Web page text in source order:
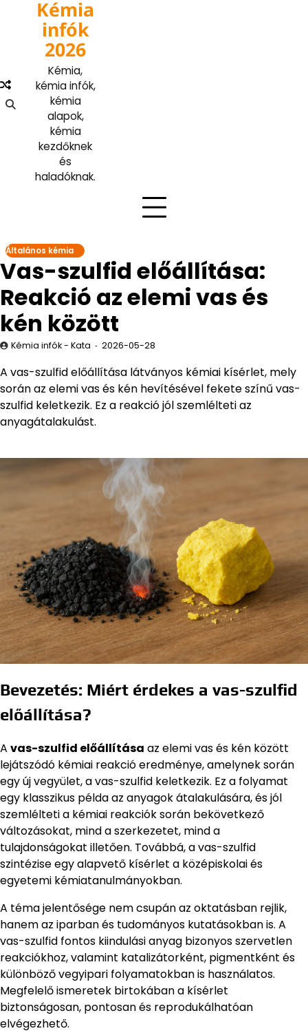
Kémia
infók
2026
Kémia,
kémia infók,
kémia
alapok,
kémia
kezdőknek
és
haladóknak.
Általános kémia
Vas-szulfid előállítása:
Reakció az elemi vas és
kén között
Kémia infók - Kata 2026-05-28
A vas-szulfid előállítása látványos kémiai kísérlet, mely
során az elemi vas és kén hevítésével fekete színű vas-
szulfid keletkezik. Ez a reakció jól szemlélteti az
anyagátalakulást.
Bevezetés: Miért érdekes a vas-szulfid
előállítása?
A vas-szulfid előállítása az elemi vas és kén között
lejátszódó kémiai reakció eredménye, amelynek során
egy új vegyület, a vas-szulfid keletkezik. Ez a folyamat
egy klasszikus példa az anyagok átalakulására, és jól
szemlélteti a kémiai reakciók során bekövetkező
változásokat, mind a szerkezetet, mind a
tulajdonságokat illetően. Továbbá, a vas-szulfid
szintézise egy alapvető kísérlet a középiskolai és
egyetemi kémiatanulmányokban.
A téma jelentősége nem csupán az oktatásban rejlik,
hanem az iparban és tudományos kutatásokban is. A
vas-szulfid fontos kiindulási anyag bizonyos szervetlen
reakciókhoz, valamint katalizátorként, pigmentként és
különböző vegyipari folyamatokban is használatos.
Megfelelő ismeretek birtokában a kísérlet
biztonságosan, pontosan és reprodukálhatóan
elvégezhető.